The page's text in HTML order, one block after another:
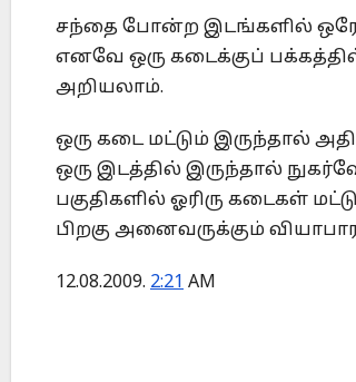
சந்தை போன்ற இடங்களில் ஒரே
எனவே ஒரு கடைக்குப்
அறியலாம்.
ஒரு கடை மட்டும் இருந்தால்
ஒரு இடத்தில் இருந்தால்
பகுதிகளில் ஓரிரு கடைகள்
பிறகு அனைவருக்கும்
12.08.2009. 2:21 AM